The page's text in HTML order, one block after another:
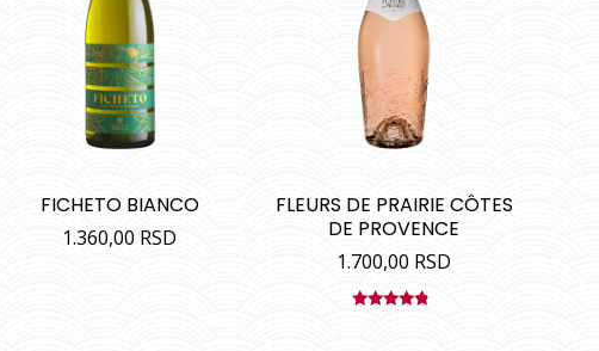
FICHETO BIANCO
1.360,00 RSD
FLEURS DE PRAIRIE CÔTES
DE PROVENCE
1.700,00 RSD